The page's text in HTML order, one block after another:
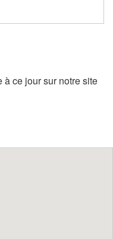
ce jour sur notre site